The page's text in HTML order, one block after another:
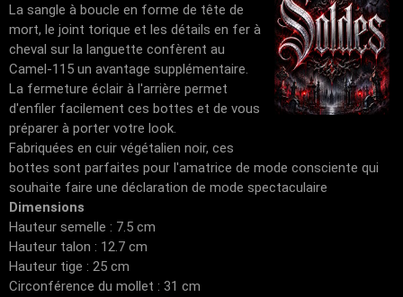
La sangle à boucle en forme de tête de
mort, le joint torique et les détails en fer à
cheval sur la languette confèrent au
Camel-115 un avantage supplémentaire.
La fermeture éclair à l'arrière permet
d'enfiler facilement ces bottes et de vous
préparer à porter votre look.
Fabriquées en cuir végétalien noir, ces
bottes sont parfaites pour l'amatrice de mode consciente qui
souhaite faire une déclaration de mode spectaculaire
Dimensions
Hauteur semelle : 7.5 cm
Hauteur talon : 12.7 cm
Hauteur tige : 25 cm
Circonférence du mollet : 31 cm